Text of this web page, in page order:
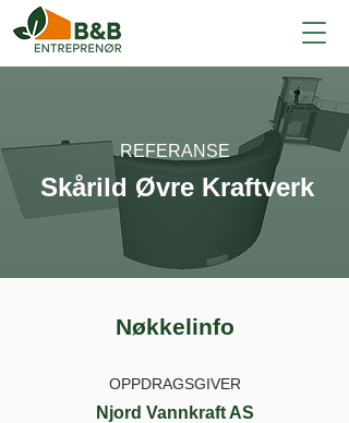
REFERANSE
Skårild Øvre Kraftverk
Nøkkelinfo
OPPDRAGSGIVER
Njord Vannkraft AS